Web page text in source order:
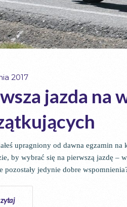
2017
jazda na
upragniony od dawna egzamin
by wybrać się na pierwszą jazdę –
pozostały jedynie dobre